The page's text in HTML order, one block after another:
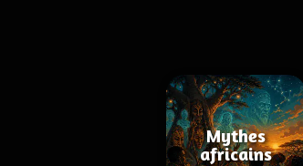
Mythes
africains